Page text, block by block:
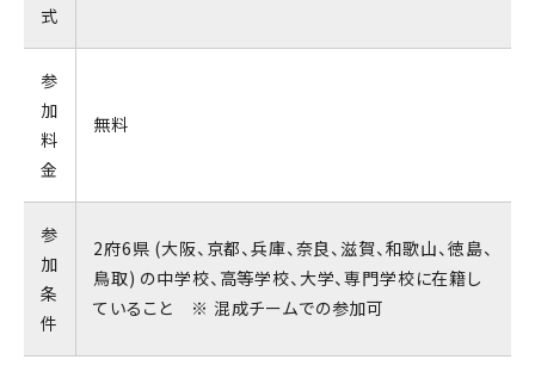
式
参
加
料
金
無料
参
加
条
件
2府6県 (大阪、京都、兵庫、奈良、滋賀、和歌山、徳島、
鳥取) の中学校、高等学校、大学、専門学校に在籍し
ていること ※ 混成チームでの参加可